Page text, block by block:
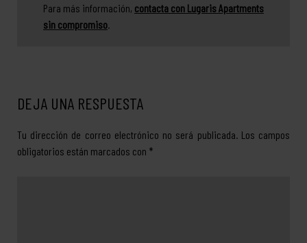
Para más información, contacta con Lugaris Apartments
sin compromiso
DEJA UNA RESPUESTA
Tu dirección de correo electrónico no será publicada. Los campos
obligatorios están marcados con *